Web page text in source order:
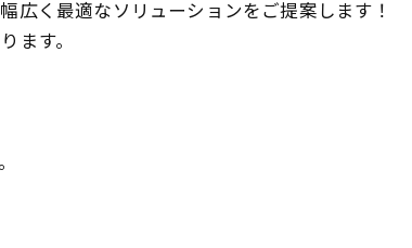
広く最適なソリューションをご提案します！
ます。